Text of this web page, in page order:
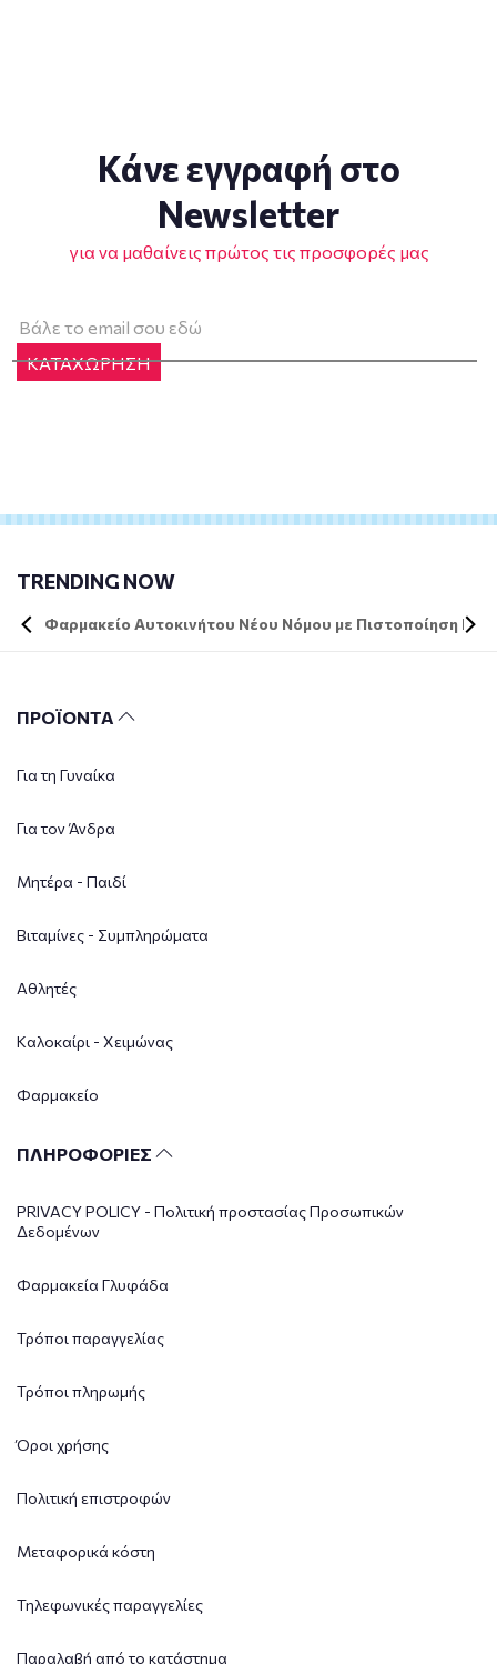
Κάνε εγγραφή στο
Newsletter
για να μαθαίνεις πρώτος τις προσφορές μας
ΚΑΤΑΧΩΡΗΣΗ
TRENDING NOW
Φαρμακείο Αυτοκινήτου Νέου Νόμου με Πιστοποίηση DIN
ΠΡΟΪΟΝΤΑ
Για τη Γυναίκα
Για τον Άνδρα
Μητέρα - Παιδί
Βιταμίνες - Συμπληρώματα
Αθλητές
Καλοκαίρι - Χειμώνας
Φαρμακείο
ΠΛΗΡΟΦΟΡΙΕΣ
PRIVACY POLICY - Πολιτική προστασίας Προσωπικών
Δεδομένων
Φαρμακεία Γλυφάδα
Τρόποι παραγγελίας
Τρόποι πληρωμής
Όροι χρήσης
Πολιτική επιστροφών
Μεταφορικά κόστη
Τηλεφωνικές παραγγελίες
Παραλαβή από το κατάστημα